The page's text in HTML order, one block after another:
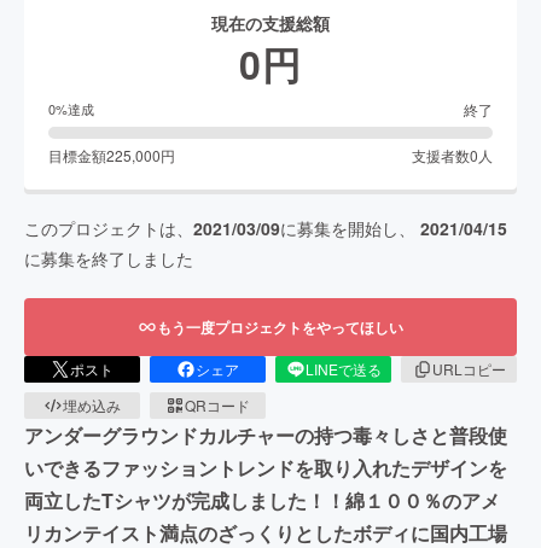
現在の支援総額
0円
0%達成 終了
目標金額225,000円 支援者数0 人
このプロジェクトは、 2021/03/09に募集を開始し、 2021/04/15
に募集を終了しました
もう一度プロジェクトをやってほしい
ポスト シェア LINEで送る
URLコピー
埋め込み
QRコード
アンダーグラウンドカルチャーの持つ毒々しさと普段使
いできるファッショントレンドを取り入れたデザインを
両立したTシャツが完成しました！！綿１００％のアメ
リカンテイスト満点のざっくりとしたボディに国内工場